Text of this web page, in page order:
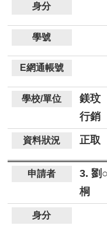
鎂玟
行銷
正取
3. 劉○
桐